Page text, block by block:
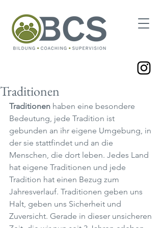
Traditionen
Traditionen haben eine besondere
Bedeutung, jede Tradition ist
gebunden an ihr eigene Umgebung, in
der sie stattfindet und an die
Menschen, die dort leben. Jedes Land
hat eigene Traditionen und jede
Tradition hat einen Bezug zum
Jahresverlauf. Traditionen geben uns
Halt, geben uns Sicherheit und
Zuversicht. Gerade in dieser unsicheren